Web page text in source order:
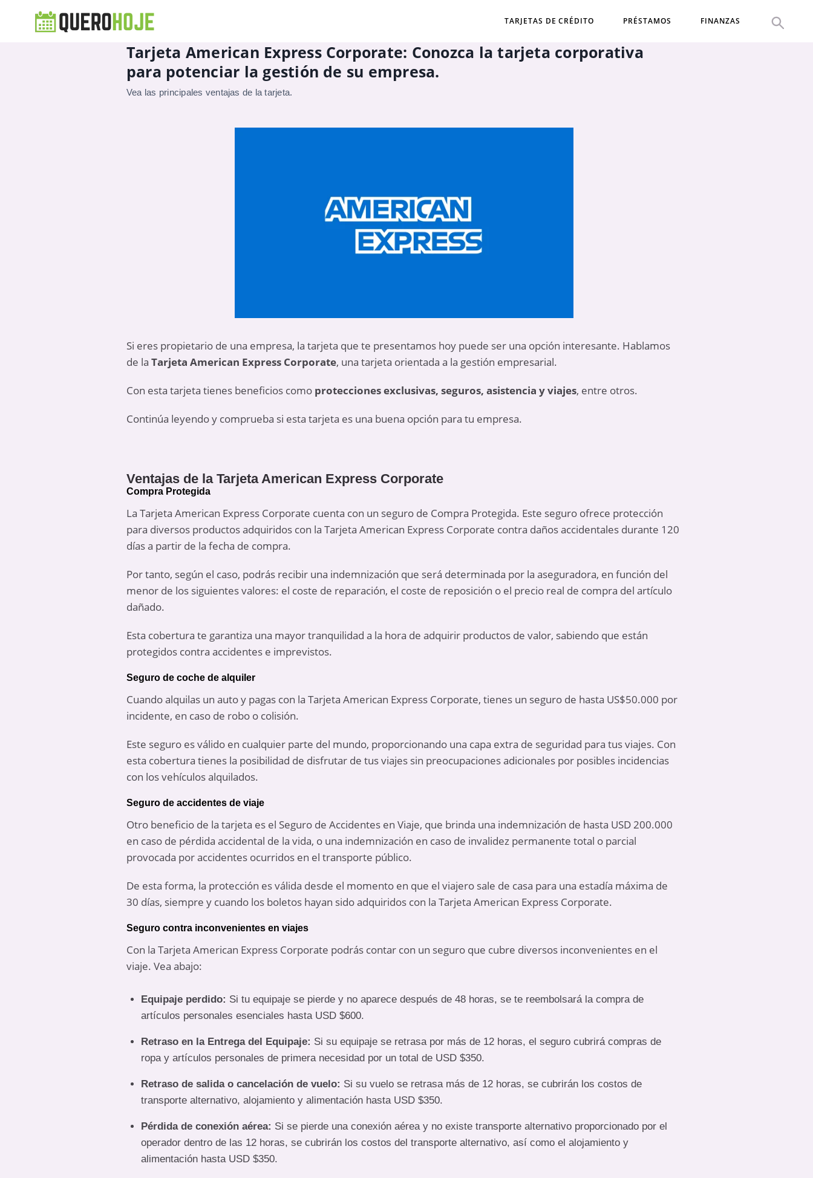
TARJETAS DE CRÉDITO PRÉSTAMOS FINANZAS
Tarjeta American Express Corporate: Conozca la tarjeta corporativa
para potenciar la gestión de su empresa.
Vea las principales ventajas de la tarjeta.
Si eres propietario de una empresa, la tarjeta que te presentamos hoy puede ser una opción interesante. Hablamos
de la Tarjeta American Express Corporate, una tarjeta orientada a la gestión empresarial.
Con esta tarjeta tienes beneficios como protecciones exclusivas, seguros, asistencia y viajes, entre otros.
Continúa leyendo y comprueba si esta tarjeta es una buena opción para tu empresa.
Ventajas de la Tarjeta American Express Corporate
Compra Protegida
La Tarjeta American Express Corporate cuenta con un seguro de Compra Protegida. Este seguro ofrece protección
para diversos productos adquiridos con la Tarjeta American Express Corporate contra daños accidentales durante 120
días a partir de la fecha de compra.
Por tanto, según el caso, podrás recibir una indemnización que será determinada por la aseguradora, en función del
menor de los siguientes valores: el coste de reparación, el coste de reposición o el precio real de compra del artículo
dañado.
Esta cobertura te garantiza una mayor tranquilidad a la hora de adquirir productos de valor, sabiendo que están
protegidos contra accidentes e imprevistos.
Seguro de coche de alquiler
Cuando alquilas un auto y pagas con la Tarjeta American Express Corporate, tienes un seguro de hasta US$50.000 por
incidente, en caso de robo o colisión.
Este seguro es válido en cualquier parte del mundo, proporcionando una capa extra de seguridad para tus viajes. Con
esta cobertura tienes la posibilidad de disfrutar de tus viajes sin preocupaciones adicionales por posibles incidencias
con los vehículos alquilados.
Seguro de accidentes de viaje
Otro beneficio de la tarjeta es el Seguro de Accidentes en Viaje, que brinda una indemnización de hasta USD 200.000
en caso de pérdida accidental de la vida, o una indemnización en caso de invalidez permanente total o parcial
provocada por accidentes ocurridos en el transporte público.
De esta forma, la protección es válida desde el momento en que el viajero sale de casa para una estadía máxima de
30 días, siempre y cuando los boletos hayan sido adquiridos con la Tarjeta American Express Corporate.
Seguro contra inconvenientes en viajes
Con la Tarjeta American Express Corporate podrás contar con un seguro que cubre diversos inconvenientes en el
viaje. Vea abajo:
Equipaje perdido: Si tu equipaje se pierde y no aparece después de 48 horas, se te reembolsará la compra de
artículos personales esenciales hasta USD $600.
Retraso en la Entrega del Equipaje: Si su equipaje se retrasa por más de 12 horas, el seguro cubrirá compras de
ropa y artículos personales de primera necesidad por un total de USD $350.
Retraso de salida o cancelación de vuelo: Si su vuelo se retrasa más de 12 horas, se cubrirán los costos de
transporte alternativo, alojamiento y alimentación hasta USD $350.
Pérdida de conexión aérea: Si se pierde una conexión aérea y no existe transporte alternativo proporcionado por el
operador dentro de las 12 horas, se cubrirán los costos del transporte alternativo, así como el alojamiento y
alimentación hasta USD $350.